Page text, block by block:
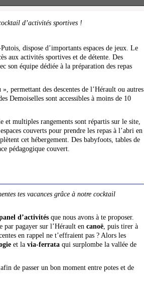
d’activités sportives !
dispose d’importants espaces de jeux. Le
aux activités sportives et de détente. Des
son équipe dédiée à la préparation des repas
permettant des descentes de l’Hérault ou autres
Demoiselles sont accessibles à moins de 10
et multiples rangements sont répartis sur le site,
couverts pour prendre les repas à l’abri en
cet hébergement. Des babyfoots, tables de
pédagogique couvert.
tes vacances grâce à notre cocktail
d’activités que nous avons à te proposer.
par pagayer sur l’Hérault en canoë, puis tirer à
en rappel ne t’effraient pas ? Alors les
et la via-ferrata qui surplombe la vallée de
afin de passer un bon moment entre potes et de